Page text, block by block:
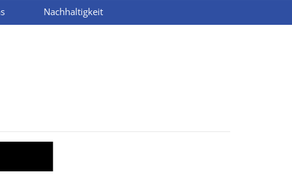
Nachhaltigkeit